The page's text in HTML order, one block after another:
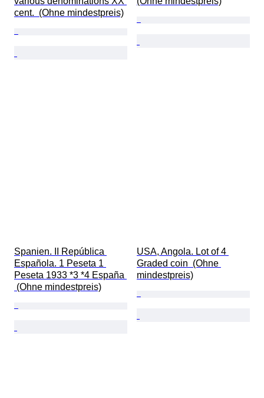
cent.  (Ohne mindestpreis)
Spanien. II República
Española. 1 Peseta 1
Peseta 1933 *3 *4 España
(Ohne mindestpreis)
USA, Angola. Lot of 4
Graded coin  (Ohne
mindestpreis)